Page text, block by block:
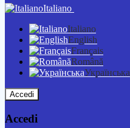
Italiano
Italiano
English
Français
Română
Українська
Accedi
Accedi